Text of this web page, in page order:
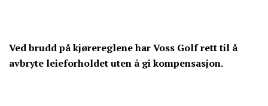
Ved brudd på kjørereglene har Voss Golf rett til å
avbryte leieforholdet uten å gi kompensasjon.